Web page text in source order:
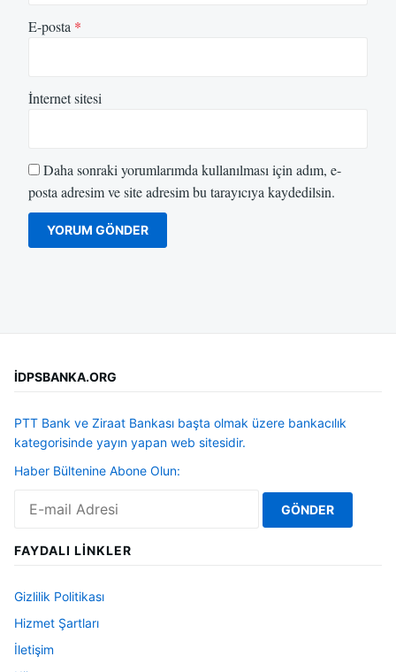
E-posta *
İnternet sitesi
Daha sonraki yorumlarımda kullanılması için adım, e-
posta adresim ve site adresim bu tarayıcıya kaydedilsin.
İDPSBANKA.ORG
PTT Bank ve Ziraat Bankası başta olmak üzere bankacılık
kategorisinde yayın yapan web sitesidir.
Haber Bültenine Abone Olun:
FAYDALI LINKLER
Gizlilik Politikası
Hizmet Şartları
İletişim